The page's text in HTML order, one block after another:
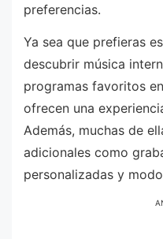
preferencias.
Ya sea que prefieras
descubrir música
programas favoritos
ofrecen una
Además, muchas de
adicionales como
personalizadas y